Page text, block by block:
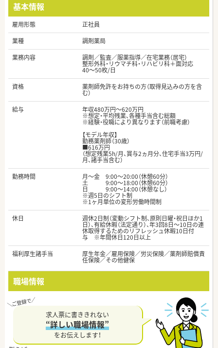
基本情報
雇用形態
正社員
業種
調剤薬局
業務内容
調剤／監査／服薬指導／在宅業務（居宅）
整形外科・リウマチ科・リハビリ科＋面対応
40～50枚/日
資格
薬剤師免許をお持ちの方（取得見込みの方を含
む）
給与
年収480万円～620万円
※想定・平均残業、各種手当含む総額
※経験・役職により異なります（前職考慮）
【モデル年収】
勤務薬剤師（30歳）
■616万円
（想定残業5h/月、賞与2ヵ月分、住宅手当3万円/
月、諸手当含む）
勤務時間
月～金 9:00～20:00（休憩60分）
土 9:00～18:00（休憩60分）
日 9:00～14:00（休憩なし）
※週5日のシフト制
※1ヶ月単位の変形労働時間制
休日
週休2日制（変動シフト制、原則日曜・祝日ほか1
日）、有給休暇（法定通り）、年3回8日～10日の連
休取得するためのリフレッシュ休暇10日付
与 ※年間休日120日以上
福利厚生諸手当
厚生年金／雇用保険／労災保険／薬剤師賠償責
任保険／その他健保
職場情報
求人票に書ききれない
“詳しい職場情報”
をお伝えします！